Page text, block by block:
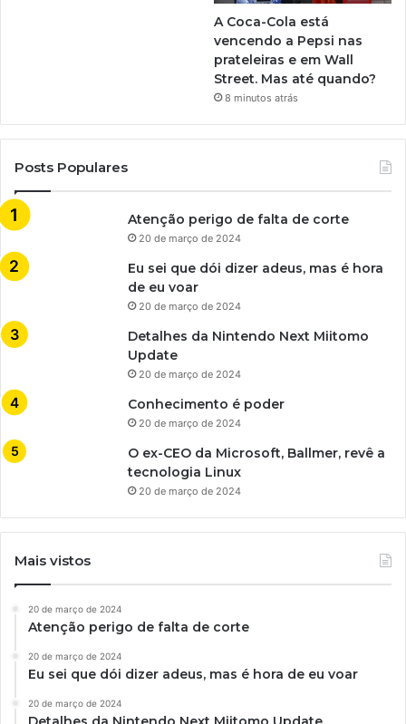
A Coca-Cola está
vencendo a Pepsi nas
prateleiras e em Wall
Street. Mas até quando?
8 minutos atrás
Posts Populares
Atenção perigo de falta de corte
20 de março de 2024
Eu sei que dói dizer adeus, mas é hora
de eu voar
20 de março de 2024
Detalhes da Nintendo Next Miitomo
Update
20 de março de 2024
Conhecimento é poder
20 de março de 2024
O ex-CEO da Microsoft, Ballmer, revê a
tecnologia Linux
20 de março de 2024
Mais vistos
20 de março de 2024
Atenção perigo de falta de corte
20 de março de 2024
Eu sei que dói dizer adeus, mas é hora de eu voar
20 de março de 2024